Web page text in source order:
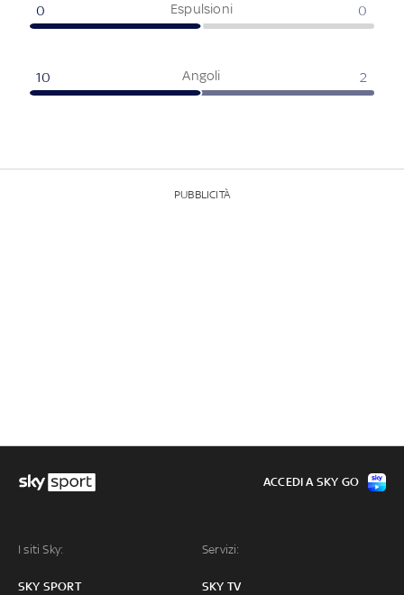
Espulsioni
0 0
Angoli
10 2
PUBBLICITÀ
I siti Sky:
SKY SPORT
Servizi:
SKY TV
ACCEDI A SKY GO